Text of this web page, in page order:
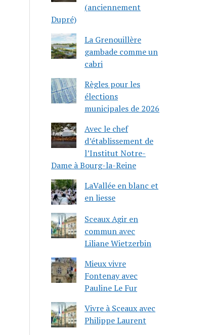
(anciennement
Dupré)
La Grenouillère
gambade comme un
cabri
Règles pour les
élections
municipales de 2026
Avec le chef
d’établissement de
l’Institut Notre-
Dame à Bourg-la-Reine
LaVallée en blanc et
en liesse
Sceaux Agir en
commun avec
Liliane Wietzerbin
Mieux vivre
Fontenay avec
Pauline Le Fur
Vivre à Sceaux avec
Philippe Laurent